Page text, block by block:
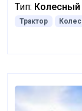
Тип: Колесный
Трактор